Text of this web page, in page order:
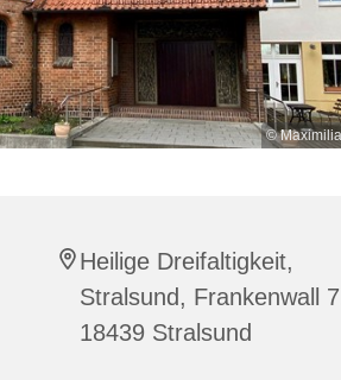
©
Heilige Dreifaltigkeit,
Stralsund, Frankenwall
18439 Stralsund